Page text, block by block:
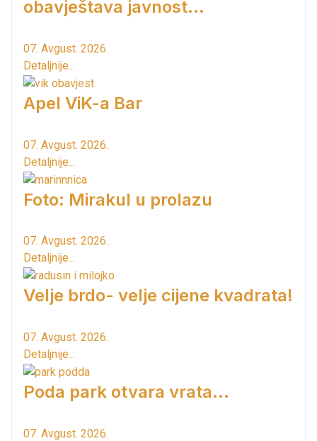
obavještava javnost...
07. Avgust. 2026.
Detaljnije...
Apel ViK-a Bar
07. Avgust. 2026.
Detaljnije...
Foto: Mirakul u prolazu
07. Avgust. 2026.
Detaljnije...
Velje brdo- velje cijene kvadrata!
07. Avgust. 2026.
Detaljnije...
Poda park otvara vrata...
07. Avgust. 2026.